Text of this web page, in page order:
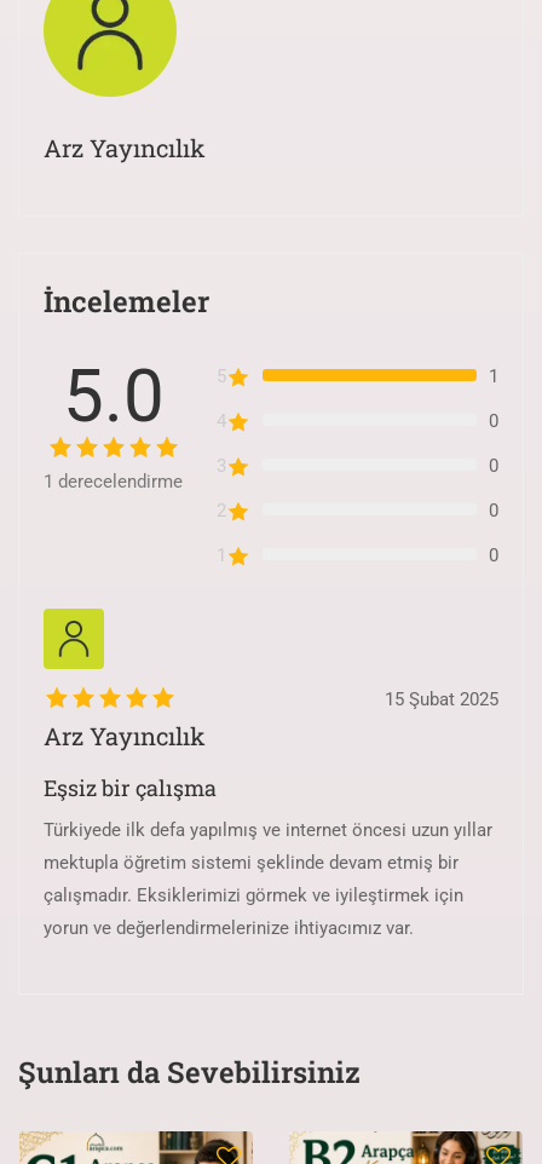
Arz Yayıncılık
İncelemeler
5.0
1 derecelendirme
5 1
4 0
3 0
2 0
1 0
Arz Yayıncılık
15 Şubat 2025
Eşsiz bir çalışma
Türkiyede ilk defa yapılmış ve internet öncesi uzun yıllar
mektupla öğretim sistemi şeklinde devam etmiş bir
çalışmadır. Eksiklerimizi görmek ve iyileştirmek için
yorun ve değerlendirmelerinize ihtiyacımız var.
Şunları da Sevebilirsiniz